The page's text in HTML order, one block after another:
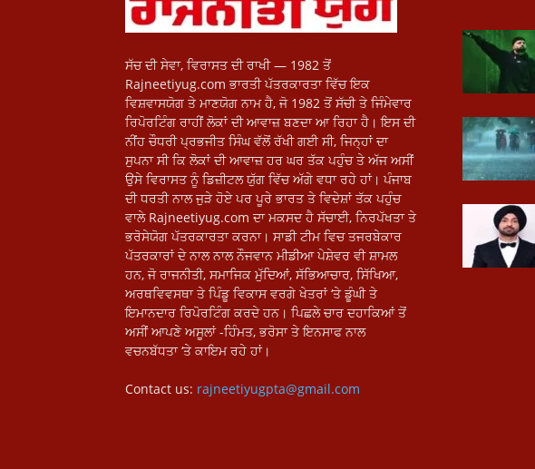
ਸੱਚ ਦੀ ਸੇਵਾ, ਵਿਰਾਸਤ ਦੀ ਰਾਖੀ — 1982 ਤੋਂ
Rajneetiyug.com ਭਾਰਤੀ ਪੱਤਰਕਾਰਤਾ ਵਿੱਚ ਇਕ
ਵਿਸ਼ਵਾਸਯੋਗ ਤੇ ਮਾਣਯੋਗ ਨਾਮ ਹੈ, ਜੋ 1982 ਤੋਂ ਸੱਚੀ ਤੇ ਜਿੰਮੇਵਾਰ
ਰਿਪੋਰਟਿੰਗ ਰਾਹੀਂ ਲੋਕਾਂ ਦੀ ਆਵਾਜ਼ ਬਣਦਾ ਆ ਰਿਹਾ ਹੈ। ਇਸ ਦੀ
ਨੀਂਹ ਚੌਧਰੀ ਪ੍ਰਭਜੀਤ ਸਿੰਘ ਵੱਲੋਂ ਰੱਖੀ ਗਈ ਸੀ, ਜਿਨ੍ਹਾਂ ਦਾ
ਸੁਪਨਾ ਸੀ ਕਿ ਲੋਕਾਂ ਦੀ ਆਵਾਜ਼ ਹਰ ਘਰ ਤੱਕ ਪਹੁੰਚ ਤੇ ਅੱਜ ਅਸੀਂ
ਉਸੇ ਵਿਰਾਸਤ ਨੂੰ ਡਿਜ਼ੀਟਲ ਯੁੱਗ ਵਿੱਚ ਅੱਗੇ ਵਧਾ ਰਹੇ ਹਾਂ। ਪੰਜਾਬ
ਦੀ ਧਰਤੀ ਨਾਲ ਜੁੜੇ ਹੋਏ ਪਰ ਪੂਰੇ ਭਾਰਤ ਤੇ ਵਿਦੇਸ਼ਾਂ ਤੱਕ ਪਹੁੰਚ
ਵਾਲੇ Rajneetiyug.com ਦਾ ਮਕਸਦ ਹੈ ਸੱਚਾਈ, ਨਿਰਪੱਖਤਾ ਤੇ
ਭਰੋਸੇਯੋਗ ਪੱਤਰਕਾਰਤਾ ਕਰਨਾ। ਸਾਡੀ ਟੀਮ ਵਿਚ ਤਜਰਬੇਕਾਰ
ਪੱਤਰਕਾਰਾਂ ਦੇ ਨਾਲ ਨਾਲ ਨੌਜਵਾਨ ਮੀਡੀਆ ਪੇਸ਼ੇਵਰ ਵੀ ਸ਼ਾਮਲ
ਹਨ, ਜੋ ਰਾਜਨੀਤੀ, ਸਮਾਜਿਕ ਮੁੱਦਿਆਂ, ਸੱਭਿਆਚਾਰ, ਸਿੱਖਿਆ,
ਅਰਥਵਿਵਸਥਾ ਤੇ ਪਿੰਡੂ ਵਿਕਾਸ ਵਰਗੇ ਖੇਤਰਾਂ ‘ਤੇ ਡੂੰਘੀ ਤੇ
ਇਮਾਨਦਾਰ ਰਿਪੋਰਟਿੰਗ ਕਰਦੇ ਹਨ। ਪਿਛਲੇ ਚਾਰ ਦਹਾਕਿਆਂ ਤੋਂ
ਅਸੀਂ ਆਪਣੇ ਅਸੂਲਾਂ -ਹਿੰਮਤ, ਭਰੋਸਾ ਤੇ ਇਨਸਾਫ ਨਾਲ
ਵਚਨਬੱਧਤਾ ‘ਤੇ ਕਾਇਮ ਰਹੇ ਹਾਂ।
Contact us: rajneetiyugpta@gmail.com